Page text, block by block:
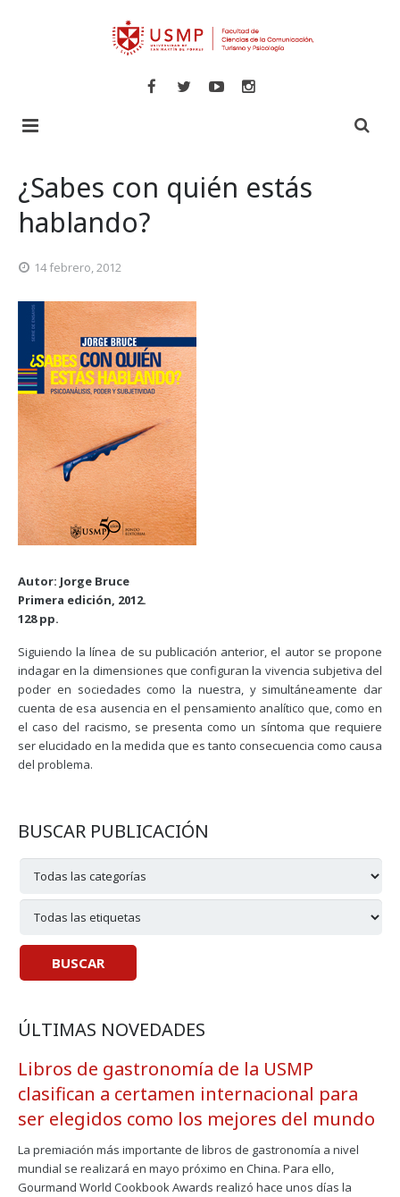
Libros
Psicología
Veritas
¿Sabes con quién estás
hablando?
14 febrero, 2012
Autor: Jorge Bruce
Primera edición, 2012.
128 pp.
Siguiendo la línea de su publicación anterior, el autor se propone
indagar en la dimensiones que configuran la vivencia subjetiva del
poder en sociedades como la nuestra, y simultáneamente dar
cuenta de esa ausencia en el pensamiento analítico que, como en
el caso del racismo, se presenta como un síntoma que requiere
ser elucidado en la medida que es tanto consecuencia como causa
del problema.
BUSCAR PUBLICACIÓN
ÚLTIMAS NOVEDADES
Libros de gastronomía de la USMP
clasifican a certamen internacional para
ser elegidos como los mejores del mundo
La premiación más importante de libros de gastronomía a nivel
mundial se realizará en mayo próximo en China. Para ello,
Gourmand World Cookbook Awards realizó hace unos días la